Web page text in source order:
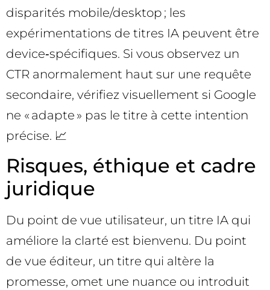
disparités mobile/desktop ; les
expérimentations de titres IA peuvent être
device‑spécifiques. Si vous observez un
CTR anormalement haut sur une requête
secondaire, vérifiez visuellement si Google
ne « adapte » pas le titre à cette intention
précise. 📈
Risques, éthique et cadre
juridique
Du point de vue utilisateur, un titre IA qui
améliore la clarté est bienvenu. Du point
de vue éditeur, un titre qui altère la
promesse, omet une nuance ou introduit